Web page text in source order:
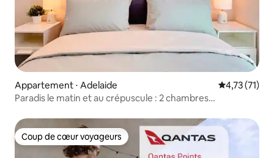
Appartement ⋅ Adelaide Évaluation
4,73 (71)
Paradis le matin et au crépuscule : 2 chambres
Coup de cœur voyageurs
Coup de cœur voyageurs